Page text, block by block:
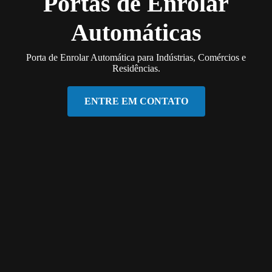
Automáticas
Porta de Enrolar Automática para Indústrias, Comércios e
Residências.
ENTRE EM CONTATO